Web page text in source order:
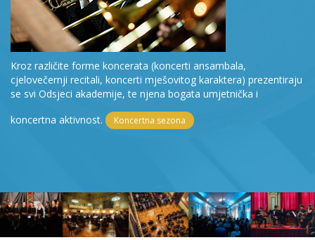
Kroz različite forme koncerata (koncerti ansambala,
cjelovečernji recitali, koncerti mješovitog karaktera) prezentiraju
se svi Odsjeci akademije, te njena bogata umjetnička i
koncertna aktivnost.
Koncertna sezona